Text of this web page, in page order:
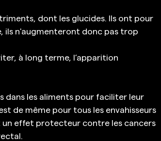
dont les glucides. Ils ont pour
ils n'augmenteront donc pas trop
à long terme, l’apparition
dans les aliments pour faciliter leur
de même pour tous les envahisseurs
un effet protecteur contre les cancers